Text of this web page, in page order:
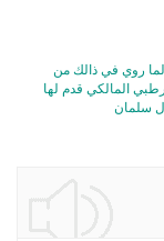
روي في ذالك من
المالكي قدم لها
سلمان